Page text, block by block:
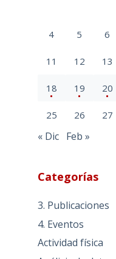
4 5 6
11 12 13
18 19 20
25 26 27
« Dic Feb »
Categorías
3. Publicaciones
4. Eventos
Actividad física